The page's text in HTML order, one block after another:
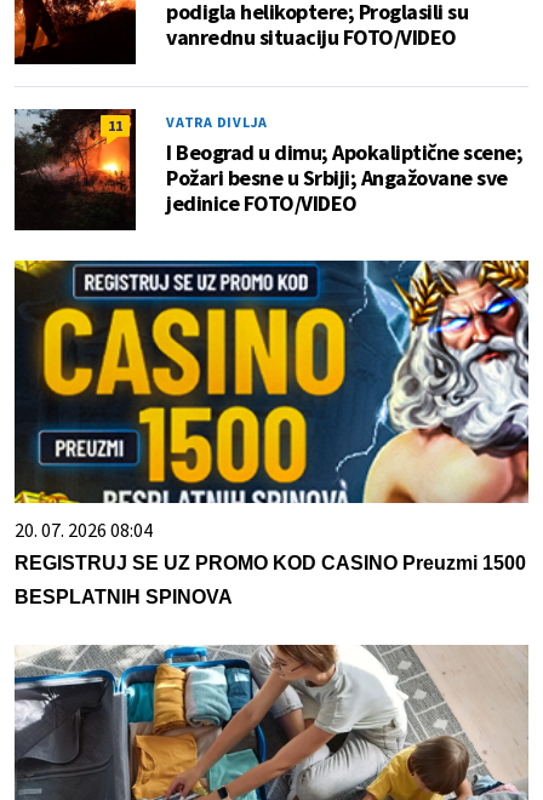
podigla helikoptere; Proglasili su
vanrednu situaciju FOTO/VIDEO
11 VATRA DIVLJA
I Beograd u dimu; Apokaliptične scene;
Požari besne u Srbiji; Angažovane sve
jedinice FOTO/VIDEO
20. 07. 2026 08:04
REGISTRUJ SE UZ PROMO KOD CASINO Preuzmi 1500
BESPLATNIH SPINOVA